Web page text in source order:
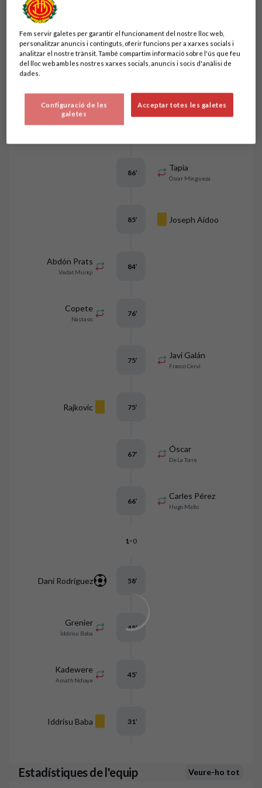
Esdeveniments del
partit
Tapia
Óscar Mingueza
86’
Joseph Aidoo
85’
Abdón Prats
Vedat Muriqi
84’
Copete
Nastasic
76’
Javi Galán
Franco Cervi
75’
Rajkovic 75’
Óscar
De La Torre
67’
Carles Pérez
Hugo Mallo
66’
1 -0
Dani Rodríguez 58’
Grenier
Iddrisu Baba
45’
Kadewere
Amath Ndiaye
45’
Iddrisu Baba 31’
Estadístiques de l'equip Veure-ho tot
Fem servir galetes per garantir el funcionament del nostre lloc web,
personalitzar anuncis i continguts, oferir funcions per a xarxes socials i
analitzar el nostre trànsit. També compartim informació sobre l'ús que feu
del lloc web amb les nostres xarxes socials, anuncis i socis d'anàlisi de
dades.
Acceptar totes les galetes
Configuració de les
galetes